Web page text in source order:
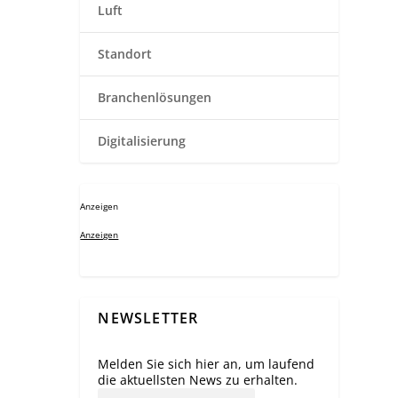
Luft
Standort
Branchenlösungen
Digitalisierung
Anzeigen
Anzeigen
NEWSLETTER
Melden Sie sich hier an, um laufend
die aktuellsten News zu erhalten.